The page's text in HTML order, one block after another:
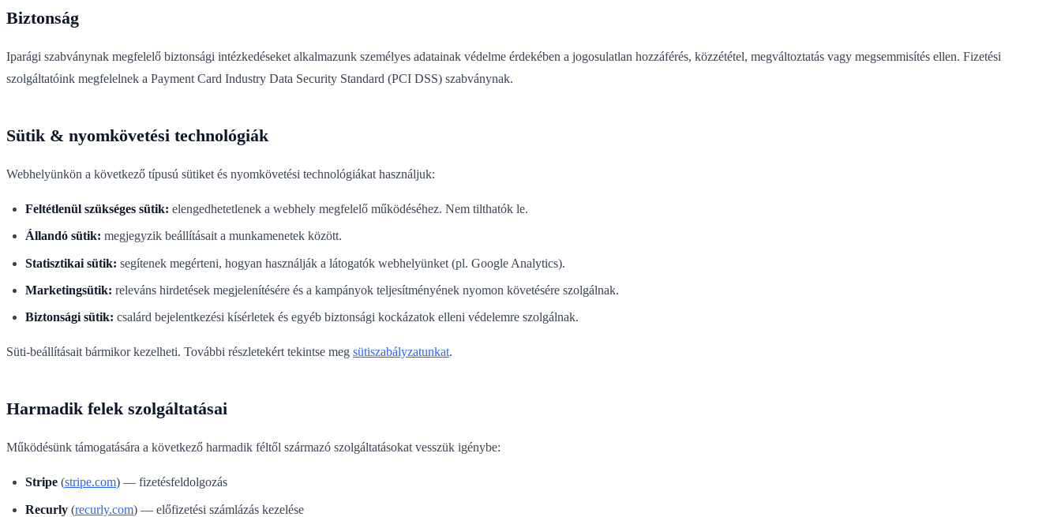
Biztonság
Iparági szabványnak megfelelő biztonsági intézkedéseket alkalmazunk személyes adatainak védelme érdekében a jogosulatlan hozzáférés, közzététel, megváltoztatás vagy megsemmisítés ellen. Fizetési
szolgáltatóink megfelelnek a Payment Card Industry Data Security Standard (PCI DSS) szabványnak.
Sütik & nyomkövetési technológiák
Webhelyünkön a következő típusú sütiket és nyomkövetési technológiákat használjuk:
Feltétlenül szükséges sütik: elengedhetetlenek a webhely megfelelő működéséhez. Nem tilthatók le.
Állandó sütik: megjegyzik beállításait a munkamenetek között.
Statisztikai sütik: segítenek megérteni, hogyan használják a látogatók webhelyünket (pl. Google Analytics).
Marketingsütik: releváns hirdetések megjelenítésére és a kampányok teljesítményének nyomon követésére szolgálnak.
Biztonsági sütik: csalárd bejelentkezési kísérletek és egyéb biztonsági kockázatok elleni védelemre szolgálnak.
Süti-beállításait bármikor kezelheti. További részletekért tekintse meg sütiszabályzatunkat.
Harmadik felek szolgáltatásai
Működésünk támogatására a következő harmadik féltől származó szolgáltatásokat vesszük igénybe:
Stripe (stripe.com) — fizetésfeldolgozás
Recurly (recurly.com) — előfizetési számlázás kezelése